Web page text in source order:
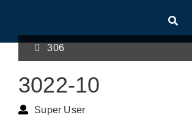
306
3022-10
Super User